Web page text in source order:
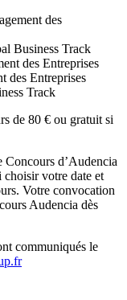
des
Business Track
des Entreprises
des Entreprises
Track
de 80 € ou gratuit si
Concours d’Audencia
votre date et
Votre convocation
Audencia dès
communiqués le